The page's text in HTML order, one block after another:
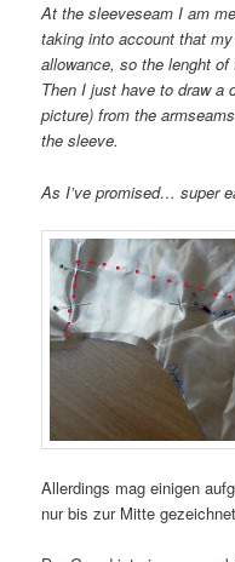
At the sleeveseam I am
taking into account that
allowance, so the lenght
Then I just have to draw a
picture) from the
the sleeve.
As I’ve promised… super
Allerdings mag einigen
nur bis zur Mitte